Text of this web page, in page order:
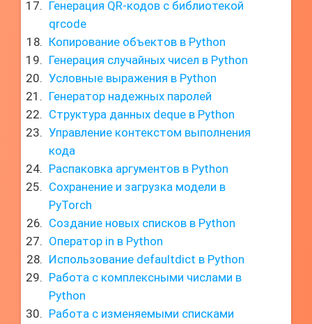
Генерация QR-кодов с библиотекой
qrcode
Копирование объектов в Python
Генерация случайных чисел в Python
Условные выражения в Python
Генератор надежных паролей
Структура данных deque в Python
Управление контекстом выполнения
кода
Распаковка аргументов в Python
Сохранение и загрузка модели в
PyTorch
Создание новых списков в Python
Оператор in в Python
Использование defaultdict в Python
Работа с комплексными числами в
Python
Работа с изменяемыми списками